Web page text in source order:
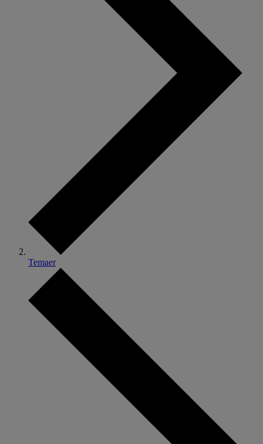
Temaer